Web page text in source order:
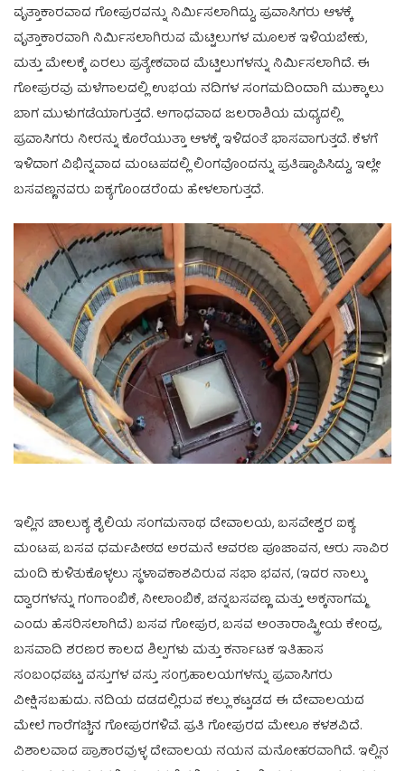
ವೃತ್ತಾಕಾರವಾದ ಗೋಪುರವನ್ನು ನಿರ್ಮಿಸಲಾಗಿದ್ದು, ಪ್ರವಾಸಿಗರು ಆಳಕ್ಕೆ
ವೃತ್ತಾಕಾರವಾಗಿ ನಿರ್ಮಿಸಲಾಗಿರುವ ಮೆಟ್ಟಿಲುಗಳ ಮೂಲಕ ಇಳಿಯಬೇಕು,
ಮತ್ತು ಮೇಲಕ್ಕೆ ಏರಲು ಪ್ರತ್ಯೇಕವಾದ ಮೆಟ್ಟಿಲುಗಳನ್ನು ನಿರ್ಮಿಸಲಾಗಿದೆ. ಈ
ಗೋಪುರವು ಮಳೆಗಾಲದಲ್ಲಿ ಉಭಯ ನದಿಗಳ ಸಂಗಮದಿಂದಾಗಿ ಮುಕ್ಕಾಲು
ಬಾಗ ಮುಳುಗಡೆಯಾಗುತ್ತದೆ. ಅಗಾಧವಾದ ಜಲರಾಶಿಯ ಮಧ್ಯದಲ್ಲಿ
ಪ್ರವಾಸಿಗರು ನೀರನ್ನು ಕೊರೆಯುತ್ತಾ ಆಳಕ್ಕೆ ಇಳಿದಂತೆ ಭಾಸವಾಗುತ್ತದೆ. ಕೆಳಗೆ
ಇಳಿದಾಗ ವಿಭಿನ್ನವಾದ ಮಂಟಪದಲ್ಲಿ ಲಿಂಗವೊಂದನ್ನು ಪ್ರತಿಷ್ಠಾಪಿಸಿದ್ದು, ಇಲ್ಲೇ
ಬಸವಣ್ಣನವರು ಐಕ್ಯಗೊಂಡರೆಂದು ಹೇಳಲಾಗುತ್ತದೆ.
ಇಲ್ಲಿನ ಚಾಲುಕ್ಯ ಶೈಲಿಯ ಸಂಗಮನಾಥ ದೇವಾಲಯ, ಬಸವೇಶ್ವರ ಐಕ್ಯ
ಮಂಟಪ, ಬಸವ ಧರ್ಮಪೀಠದ ಅರಮನೆ ಆವರಣ ಪೂಜಾವನ, ಆರು ಸಾವಿರ
ಮಂದಿ ಕುಳಿತುಕೊಳ್ಳಲು ಸ್ಥಳಾವಕಾಶವಿರುವ ಸಭಾ ಭವನ, (ಇದರ ನಾಲ್ಕು
ದ್ವಾರಗಳನ್ನು ಗಂಗಾಂಬಿಕೆ, ನೀಲಾಂಬಿಕೆ, ಚನ್ನಬಸವಣ್ಣ ಮತ್ತು ಅಕ್ಕನಾಗಮ್ಮ
ಎಂದು ಹೆಸರಿಸಲಾಗಿದೆ.) ಬಸವ ಗೋಪುರ, ಬಸವ ಅಂತಾರಾಷ್ಟ್ರೀಯ ಕೇಂದ್ರ,
ಬಸವಾದಿ ಶರಣರ ಕಾಲದ ಶಿಲ್ಪಗಳು ಮತ್ತು ಕರ್ನಾಟಕ ಇತಿಹಾಸ
ಸಂಬಂಧಪಟ್ಟ ವಸ್ತುಗಳ ವಸ್ತು ಸಂಗ್ರಹಾಲಯಗಳನ್ನು ಪ್ರವಾಸಿಗರು
ವೀಕ್ಷಿಸಬಹುದು. ನದಿಯ ದಡದಲ್ಲಿರುವ ಕಲ್ಲು ಕಟ್ಟಡದ ಈ ದೇವಾಲಯದ
ಮೇಲೆ ಗಾರೆಗಚ್ಚಿನ ಗೋಪುರಗಳಿವೆ. ಪ್ರತಿ ಗೋಪುರದ ಮೇಲೂ ಕಳಶವಿದೆ.
ವಿಶಾಲವಾದ ಪ್ರಾಕಾರವುಳ್ಳ ದೇವಾಲಯ ನಯನ ಮನೋಹರವಾಗಿದೆ. ಇಲ್ಲಿನ